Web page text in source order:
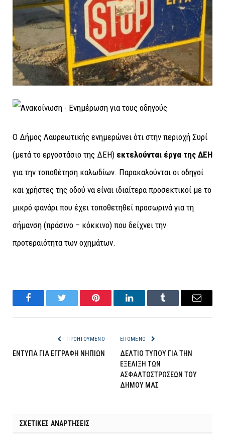
Ο Δήμος Λαυρεωτικής ενημερώνει ότι στην περιοχή Συρί
(μετά το εργοστάσιο της ΔΕΗ) εκτελούνται έργα της ΔΕΗ
για την τοποθέτηση καλωδίων. Παρακαλούνται οι οδηγοί
και χρήστες της οδού να είναι ιδιαίτερα προσεκτικοί με το
μικρό φανάρι που έχει τοποθετηθεί προσωρινά για τη
σήμανση (πράσινο – κόκκινο) που δείχνει την
προτεραιότητα των οχημάτων.
FacebookTwitter Pinterest LinkedInTumblr Email
ΠΡΟΗΓΟΎΜΕΝΟ
ΕΝΤΥΠΑ ΓΙΑ ΕΓΓΡΑΦΗ ΝΗΠΙΩΝ
ΕΠΌΜΕΝΟ
ΔΕΛΤΙΟ ΤΥΠΟΥ ΓΙΑ ΤΗΝ
ΕΞΕΛΙΞΗ ΤΩΝ
ΑΣΦΑΛΤΟΣΤΡΩΣΕΩΝ ΤΟΥ
ΔΗΜΟΥ ΜΑΣ
ΣΧΕΤΙΚΈΣ ΑΝΑΡΤΉΣΕΙΣ